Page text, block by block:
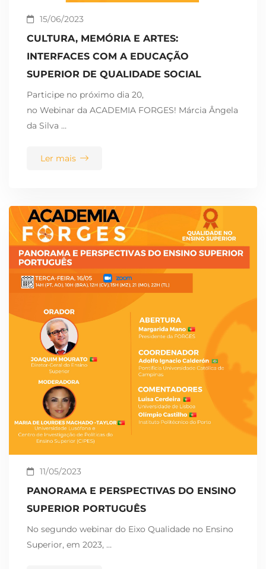
15/06/2023
CULTURA, MEMÓRIA E ARTES:
INTERFACES COM A EDUCAÇÃO
SUPERIOR DE QUALIDADE SOCIAL
Participe no próximo dia 20,
no Webinar da ACADEMIA FORGES! Márcia Ângela
da Silva …
Ler mais
11/05/2023
PANORAMA E PERSPECTIVAS DO ENSINO
SUPERIOR PORTUGUÊS
No segundo webinar do Eixo Qualidade no Ensino
Superior, em 2023, …